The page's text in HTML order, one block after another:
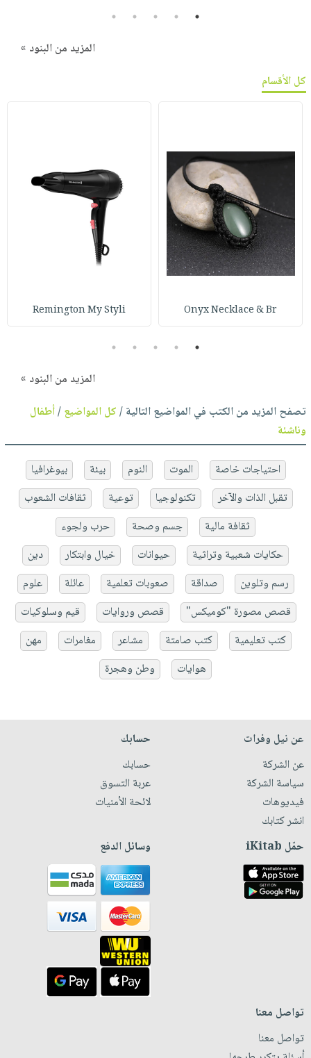
1
2
3
4
5
المزيد من البنود »
كل الأقسام
Onyx Necklace & Br
Remington My Styli
1
2
3
4
5
المزيد من البنود »
تصفح المزيد من الكتب في المواضيع التالية /كل المواضيع/أطفال
وناشئة
احتياجات خاصة الموت النوم بيئة
بيوغرافيا
تقبل الذات والآخر
تكنولوجيا توعية
ثقافات الشعوب
ثقافة مالية
جسم وصحة
حرب ولجوء
حكايات شعبية وتراثية
حيوانات خيال وابتكار
دين
رسم وتلوين
صداقة صعوبات تعلمية عائلة
علوم
قصص مصورة "كوميكس"
قصص وروايات
قيم وسلوكيات
كتب تعليمية
كتب صامتة مشاعر مغامرات
مهن
هوايات
وطن وهجرة
عن نيل وفرات
عن الشركة
سياسة الشركة
فيديوهات
انشر كتابك
حسابك
حسابك
عربة التسوق
لائحة الأمنيات
حمّل iKitab وسائل الدفع
تواصل معنا
تواصل معنا